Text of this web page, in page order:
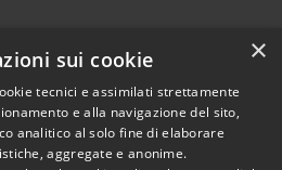
Copyright © 2026 • Comune di
×
sui cookie
tecnici e assimilati strettamente
e alla navigazione del sito,
analitico al solo fine di elaborare
aggregate e anonime.